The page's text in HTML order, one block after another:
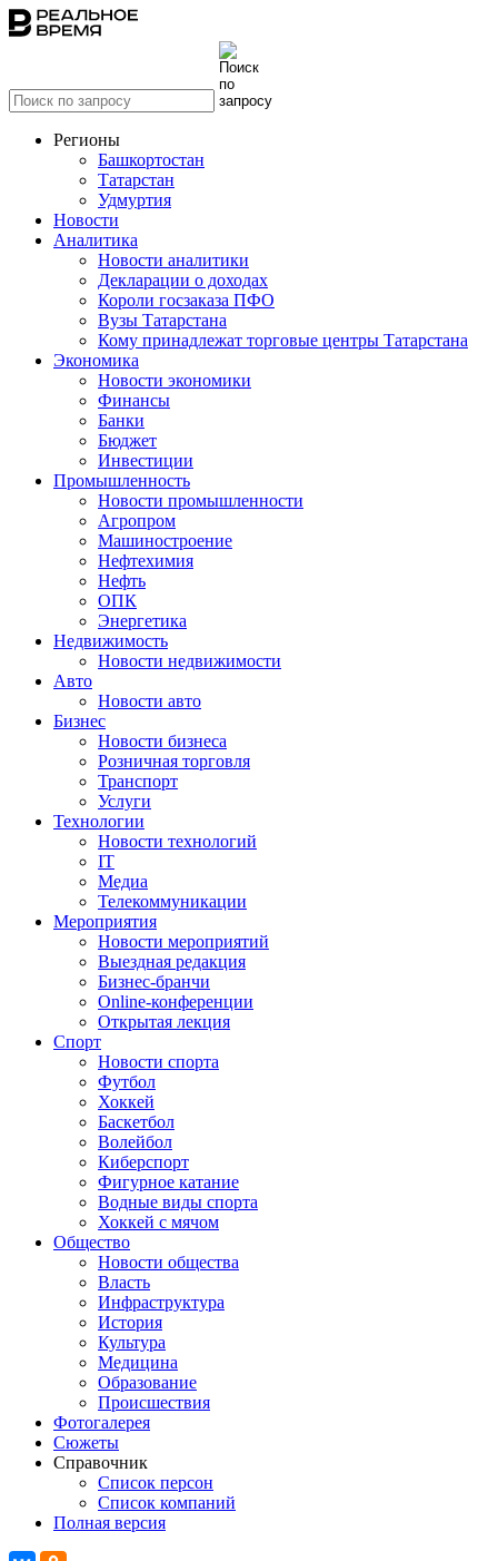
Регионы
Башкортостан
Татарстан
Удмуртия
Новости
Аналитика
Новости аналитики
Декларации о доходах
Короли госзаказа ПФО
Вузы Татарстана
Кому принадлежат торговые центры Татарстана
Экономика
Новости экономики
Финансы
Банки
Бюджет
Инвестиции
Промышленность
Новости промышленности
Агропром
Машиностроение
Нефтехимия
Нефть
ОПК
Энергетика
Недвижимость
Новости недвижимости
Авто
Новости авто
Бизнес
Новости бизнеса
Розничная торговля
Транспорт
Услуги
Технологии
Новости технологий
IT
Медиа
Телекоммуникации
Мероприятия
Новости мероприятий
Выездная редакция
Бизнес-бранчи
Online-конференции
Открытая лекция
Спорт
Новости спорта
Футбол
Хоккей
Баскетбол
Волейбол
Киберспорт
Фигурное катание
Водные виды спорта
Хоккей с мячом
Общество
Новости общества
Власть
Инфраструктура
История
Культура
Медицина
Образование
Происшествия
Фотогалерея
Сюжеты
Справочник
Список персон
Список компаний
Полная версия